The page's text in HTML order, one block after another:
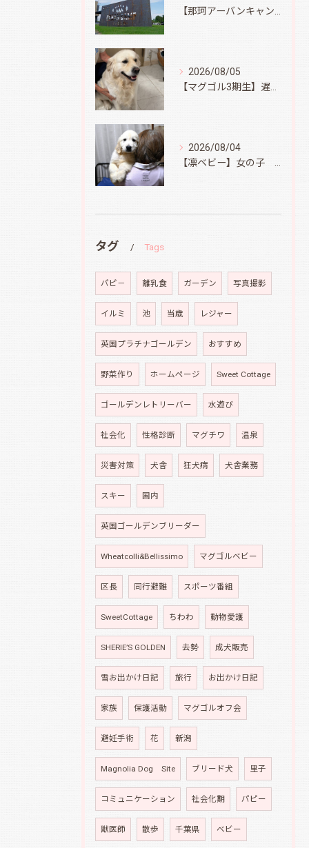
2026/08/05
2026/08/04
タグ Tags
パピ－ 離乳食 ガーデン 写真撮影
イルミ 池 当歳 レジャー
英国プラチナゴールデン おすすめ
野菜作り ホームページ Sweet Cottage
ゴールデンレトリーバー 水遊び
社会化 性格診断 マグチワ 温泉
災害対策 犬舎 狂犬病 犬舎業務
スキー 国内
英国ゴールデンブリーダー
Wheatcolli&Bellissimo マグゴルベビー
区長 同行避難 スポーツ番組
SweetCottage ちわわ 動物愛護
SHERIE’S GOLDEN 去勢 成犬販売
雪お出かけ日記 旅行 お出かけ日記
家族 保護活動 マグゴルオフ会
避妊手術 花 新潟
Magnolia Dog Site ブリード犬 里子
コミュニケーション 社会化期 パピー
獣医師 散歩 千葉県 ベビー